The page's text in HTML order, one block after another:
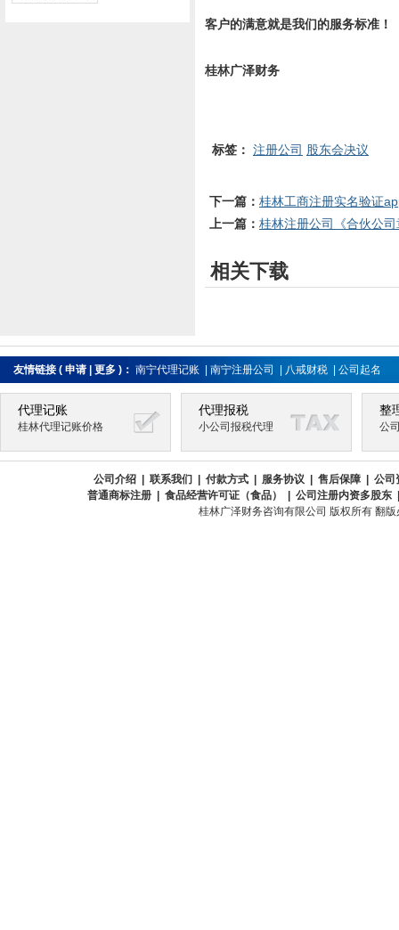
客户的满意就是我们的服务标准！
桂林广泽财务
标签： 注册公司 股东会决议
下一篇： 桂林工商注册实名验证
上一篇： 桂林注册公司《合伙公
相关下载
友情链接 ( 申请 更多 )： 南宁代理记账 南宁注册公司 八戒财税 公司起名
代理记账
桂林代理记账价格
代理报税
小公司报税代理
整
公
公司介绍| 联系我们 付款方式| 服务协议| 售后保障| 公司
普通商标注册
食品经营许可证（食品） 公司注册内资多股东
桂林广泽财务咨询有限公司 版权所有 翻